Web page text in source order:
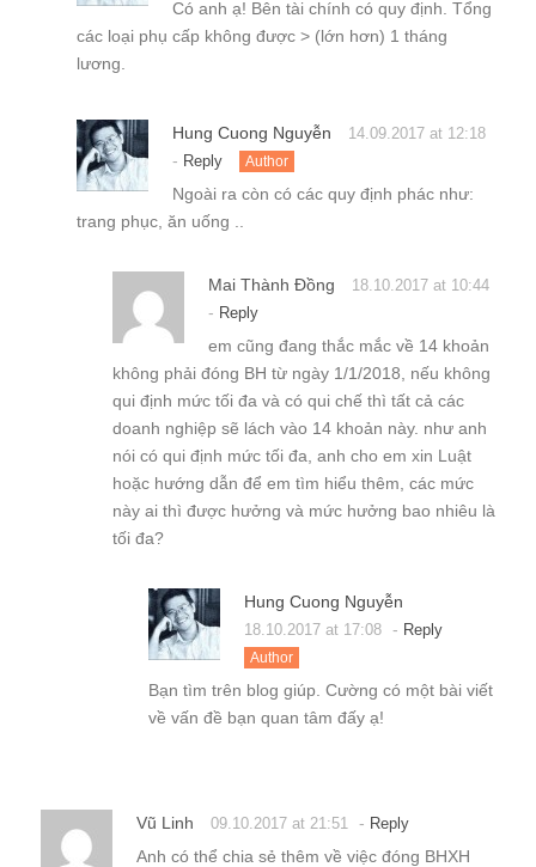
Có anh ạ! Bên tài chính có quy định. Tổng
các loại phụ cấp không được > (lớn hơn) 1 tháng
lương.
Hung Cuong Nguyễn 14.09.2017 at 12:18
- Reply Author
Ngoài ra còn có các quy định phác như:
trang phục, ăn uống ..
Mai Thành Đồng 18.10.2017 at 10:44
- Reply
em cũng đang thắc mắc về 14 khoản
không phải đóng BH từ ngày 1/1/2018, nếu không
qui định mức tối đa và có qui chế thì tất cả các
doanh nghiệp sẽ lách vào 14 khoản này. như anh
nói có qui định mức tối đa, anh cho em xin Luật
hoặc hướng dẫn để em tìm hiểu thêm, các mức
này ai thì được hưởng và mức hưởng bao nhiêu là
tối đa?
Hung Cuong Nguyễn
18.10.2017 at 17:08 - Reply
Author
Bạn tìm trên blog giúp. Cường có một bài viết
về vấn đề bạn quan tâm đấy ạ!
Vũ Linh 09.10.2017 at 21:51 - Reply
Anh có thể chia sẻ thêm về việc đóng BHXH